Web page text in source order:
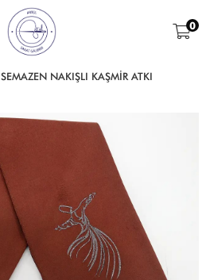
0
SEMAZEN NAKIŞLI KAŞMİR ATKI